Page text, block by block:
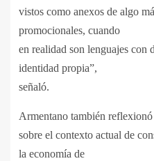
vistos como anexos de algo
promocionales, cuando
en realidad son lenguajes con
identidad propia”,
señaló.
Armentano también reflexionó
sobre el contexto actual de
la economía de